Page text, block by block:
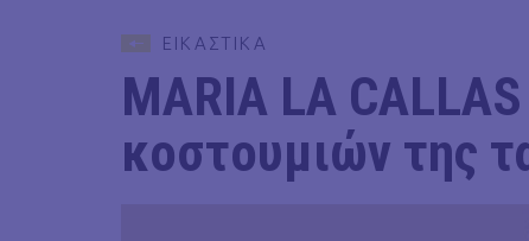
ΕΙΚΑΣΤΙΚΑ
MARIA LA
κοστουμιών της